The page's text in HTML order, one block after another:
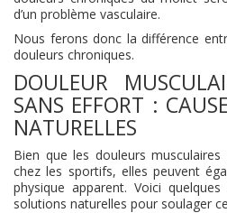
d’un problème vasculaire.
Nous ferons donc la différence
douleurs chroniques.
DOULEUR
SANS EFFORT :
NATURELLES
Bien que les douleurs
chez les sportifs, elles peuvent
physique apparent. Voici
solutions naturelles pour soulager